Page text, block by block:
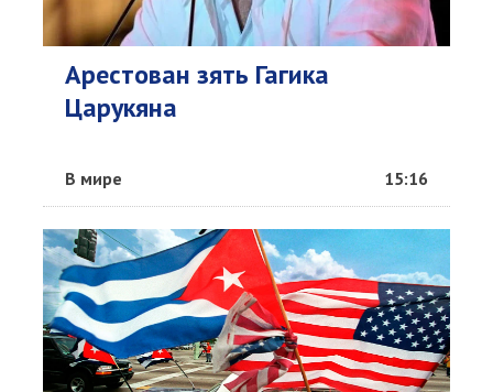
Арестован зять Гагика
Царукяна
В мире 15:16